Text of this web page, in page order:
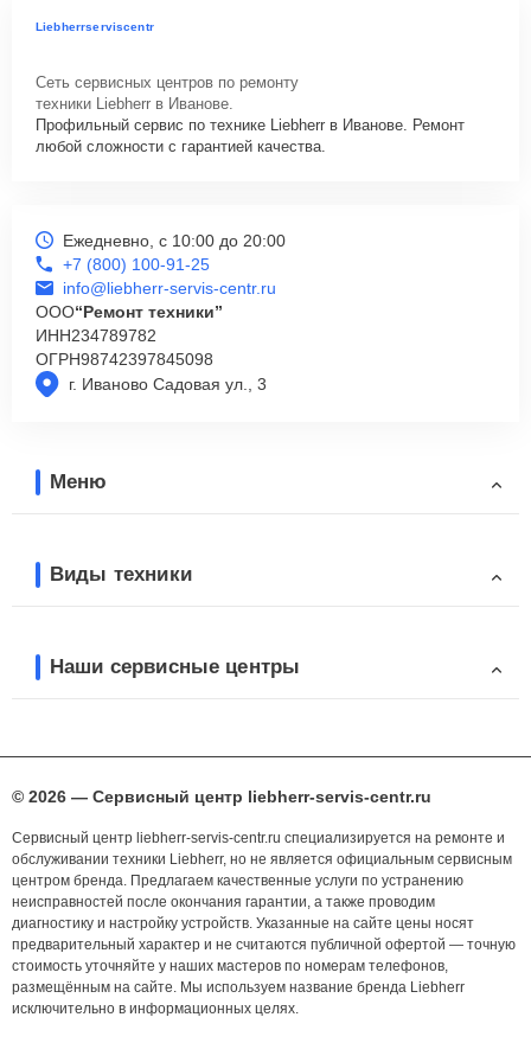
Liebherrserviscentr
Сеть сервисных центров по ремонту
техники Liebherr в Иванове.
Профильный сервис по технике Liebherr в Иванове. Ремонт
любой сложности с гарантией качества.
г. Иваново Садовая ул., 3
Ежедневно, с 10:00 до 20:00
+7 (800) 100-91-25
info@liebherr-servis-centr.ru
ООО“Ремонт техники”
ИНН234789782
ОГРН98742397845098
Меню
Виды техники
Наши сервисные центры
© 2026 — Сервисный центр liebherr-servis-centr.ru
Сервисный центр liebherr-servis-centr.ru специализируется на ремонте и
обслуживании техники Liebherr, но не является официальным сервисным
центром бренда. Предлагаем качественные услуги по устранению
неисправностей после окончания гарантии, а также проводим
диагностику и настройку устройств. Указанные на сайте цены носят
предварительный характер и не считаются публичной офертой — точную
стоимость уточняйте у наших мастеров по номерам телефонов,
размещённым на сайте. Мы используем название бренда Liebherr
исключительно в информационных целях.